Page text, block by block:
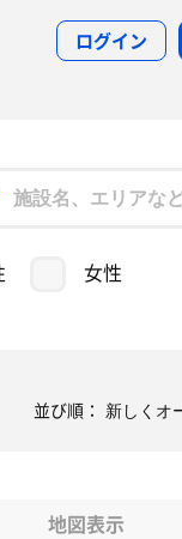
ログイン
女性
並び順：
地図表示